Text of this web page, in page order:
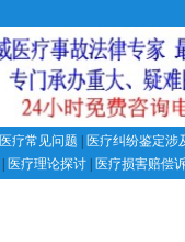
医疗常见问题
医疗纠纷鉴定涉
医疗理论探讨 医疗损害赔偿